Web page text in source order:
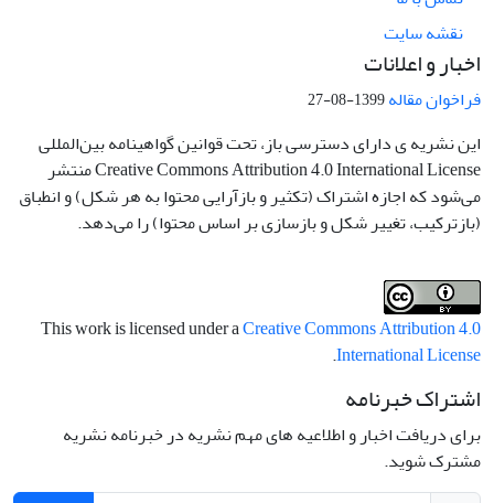
نقشه سایت
اخبار و اعلانات
فراخوان مقاله1399-08-27
این نشریه ی دارای دسترسی باز، تحت قوانین گواهینامه بین‌المللی
Creative Commons Attribution 4.0 International License منتشر
می‌شود که اجازه اشتراک (تکثیر و بازآرایی محتوا به هر شکل) و انطباق
(بازترکیب، تغییر شکل و بازسازی بر اساس محتوا) را می‌دهد.
This work is licensed under aCreative Commons Attribution 4.0
International License
.
اشتراک خبرنامه
برای دریافت اخبار و اطلاعیه های مهم نشریه در خبرنامه نشریه
مشترک شوید.